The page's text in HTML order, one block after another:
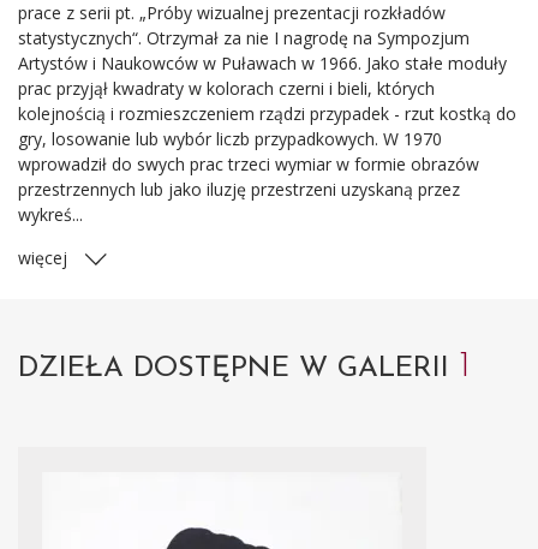
prace z serii pt. „Próby wizualnej prezentacji rozkładów
statystycznych“. Otrzymał za nie I nagrodę na Sympozjum
Artystów i Naukowców w Puławach w 1966. Jako stałe moduły
prac przyjął kwadraty w kolorach czerni i bieli, których
kolejnością i rozmieszczeniem rządzi przypadek - rzut kostką do
gry, losowanie lub wybór liczb przypadkowych. W 1970
wprowadził do swych prac trzeci wymiar w formie obrazów
przestrzennych lub jako iluzję przestrzeni uzyskaną przez
wykreś...
więcej
DZIEŁA DOSTĘPNE W GALERII 1